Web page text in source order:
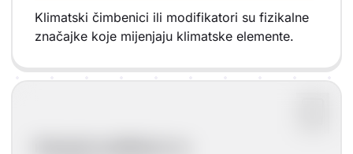
Klimatski čimbenici ili modifikatori su fizikalne
značajke koje mijenjaju klimatske elemente.